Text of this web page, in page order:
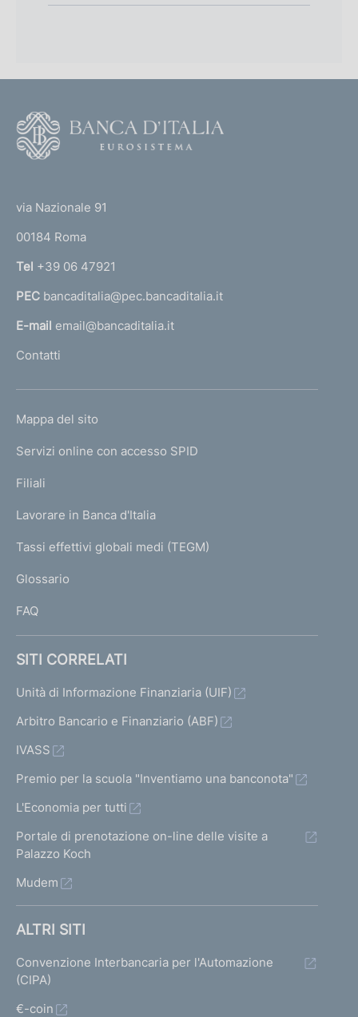
r
n
a
l
'
m
e
a
g
via Nazionale 91
00184 Roma
Tel +39 06 47921
PEC bancaditalia@pec.bancaditalia.it
E-mail email@bancaditalia.it
Contatti
L
N
K
T
I
I
Mappa del sito
Servizi online con accesso SPID
Filiali
Lavorare in Banca d'Italia
Tassi effettivi globali medi (TEGM)
Glossario
FAQ
SITI CORRELATI
Unità di Informazione Finanziaria (UIF)
Arbitro Bancario e Finanziario (ABF)
IVASS
Premio per la scuola "Inventiamo una banconota"
L'Economia per tutti
Portale di prenotazione on-line delle visite a
Palazzo Koch
Mudem
ALTRI SITI
Convenzione Interbancaria per l'Automazione
(CIPA)
€-coin